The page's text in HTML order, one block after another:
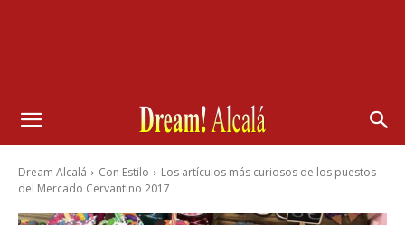
Dream Alcalá Con Estilo
Los artículos más curiosos de los puestos
del Mercado Cervantino 2017